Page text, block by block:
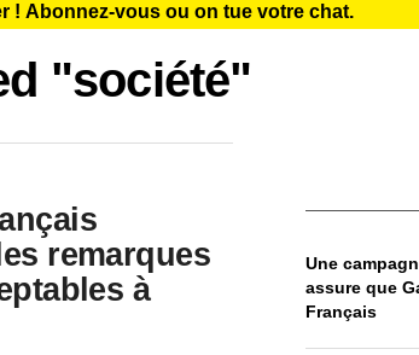
! Abonnez-vous ou on tue votre chat.
"société"
remarques
à
Une
assure que
Français